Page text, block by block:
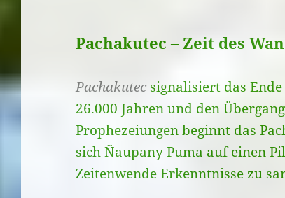
Pachakutec – Zeit des
Pachakutecsignalisiert das
26.000 Jahren und den
Prophezeiungen beginnt das
sich Ñaupany Puma auf einen
Zeitenwende Erkenntnisse zu